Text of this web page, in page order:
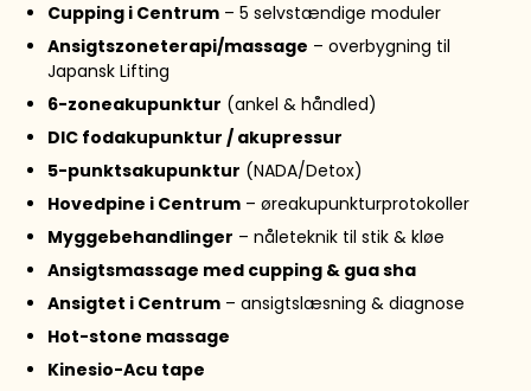
Cupping i Centrum– 5 selvstændige moduler
Ansigtszoneterapi/massage – overbygning til
Japansk Lifting
6-zoneakupunktur (ankel & håndled)
DIC fodakupunktur / akupressur
5-punktsakupunktur (NADA/Detox)
Hovedpine i Centrum– øreakupunkturprotokoller
Myggebehandlinger – nåleteknik til stik & kløe
Ansigtsmassage med cupping & gua sha
Ansigtet i Centrum– ansigtslæsning & diagnose
Hot-stone massage
Kinesio-Acu tape